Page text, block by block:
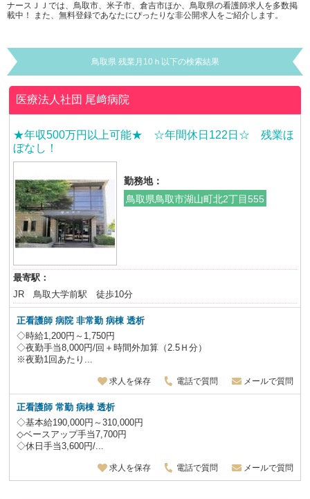
ナースＪＪでは、鳥取市、米子市、倉吉市ほか、鳥取県の看護師求人を多数掲
載中！ また、無料登録であなたにぴったりな非公開求人をご紹介します。
鳥取県 残業月10ｈ以下の検索結果
医療法人社団 尾﨑病院
★年収500万円以上可能★ ☆年間休日122日☆ 残業ほ
ぼなし！
勤務地：
鳥取県鳥取市湖山町北2丁目555
最寄駅：
JR 鳥取大学前駅 徒歩10分
正看護師 病院 非常勤病棟 透析
◇時給1,200円～1,750円
◇夜勤手当8,000円/回＋時間外加算（2.5Ｈ分）
※夜勤1回あたり...
求人を保存 電話で質問 メールで質問
正看護師 常勤 病棟 透析
◇基本給190,000円～310,000円
◇ベースアップ手当7,700円
◇休日手当3,600円/...
求人を保存 電話で質問 メールで質問